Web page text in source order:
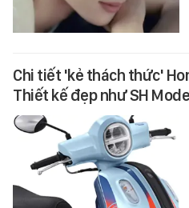
Chi tiết 'kẻ thách thức'
Thiết kế đẹp như SH